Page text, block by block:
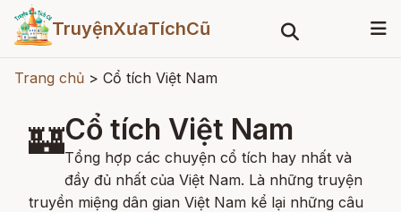
TruyệnXưaTíchCũ
Trang chủ > Cổ tích Việt Nam
🏰Cổ tích Việt Nam
Tổng hợp các chuyện cổ tích hay nhất và
đầy đủ nhất của Việt Nam. Là những truyện
truyền miệng dân gian Việt Nam kể lại những câu